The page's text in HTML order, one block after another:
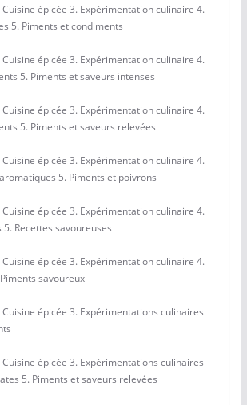
épicée 3. Expérimentation culinaire 4.
5. Piments et condiments
épicée 3. Expérimentation culinaire 4.
5. Piments et saveurs intenses
épicée 3. Expérimentation culinaire 4.
5. Piments et saveurs relevées
épicée 3. Expérimentation culinaire 4.
5. Piments et poivrons
épicée 3. Expérimentation culinaire 4.
Recettes savoureuses
épicée 3. Expérimentation culinaire 4.
savoureux
épicée 3. Expérimentations culinaires
épicée 3. Expérimentations culinaires
5. Piments et saveurs relevées